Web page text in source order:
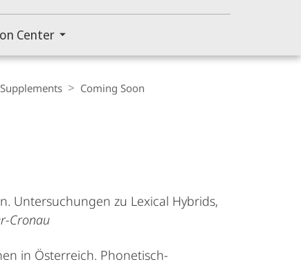
Center
Coming Soon
Untersuchungen zu Lexical Hybrids,
Cronau
in Österreich. Phonetisch-